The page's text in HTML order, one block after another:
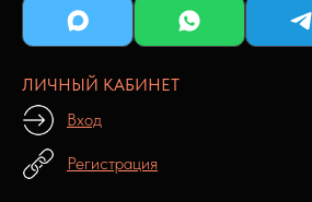
ЛИЧНЫЙ КАБИНЕТ
Вход
Регистрация